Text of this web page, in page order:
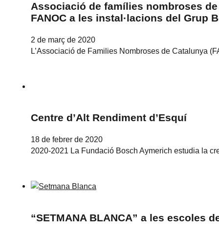
Associació de famílies nombroses
FANOC a les instal·lacions del Grup
2 de març de 2020
L’Associació de Families Nombroses de Catalunya
Centre d’Alt Rendiment d’Esquí
18 de febrer de 2020
2020-2021 La Fundació Bosch Aymerich estudia la
“SETMANA BLANCA” a les escoles